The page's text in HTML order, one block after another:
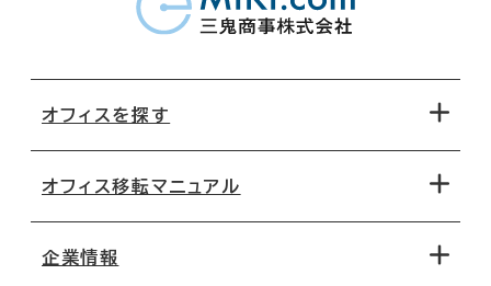
オフィスを探す
地図から探す
オフィス移転マニュアル
企業情報